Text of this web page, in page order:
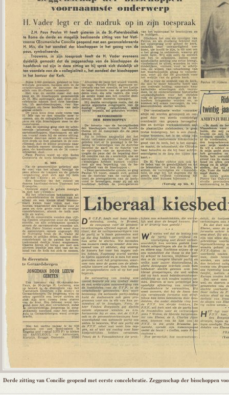
Derde zitting van Concilie geopend met eerste concelebratie. Zeggenschap der bisschoppen